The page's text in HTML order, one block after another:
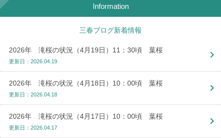
Information
三春ブログ新着情報
2026年 滝桜の状況（4月19日）11：30頃 葉桜
更新日：2026.04.19
2026年 滝桜の状況（4月18日）10：00頃 葉桜
更新日：2026.04.18
2026年 滝桜の状況（4月17日）10：00頃 葉桜
更新日：2026.04.17